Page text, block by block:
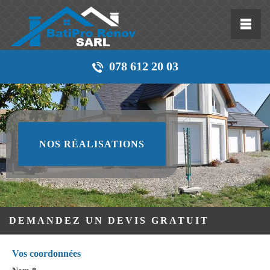
078 612 20 03
NOS RÉALISATIONS
DEMANDEZ UN DEVIS GRATUIT
Vos coordonnées